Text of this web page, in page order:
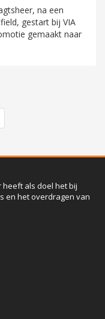
na een
gestart bij VIA
gemaakt naar
als doel het bij
en het overdragen van